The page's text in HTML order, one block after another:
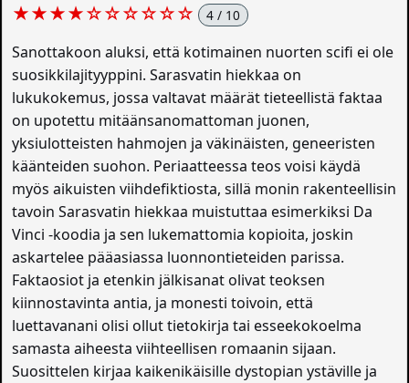
★★★★☆☆☆☆☆☆ 4 / 10
Sanottakoon aluksi, että kotimainen nuorten scifi ei ole
suosikkilajityyppini. Sarasvatin hiekkaa on
lukukokemus, jossa valtavat määrät tieteellistä faktaa
on upotettu mitäänsanomattoman juonen,
yksiulotteisten hahmojen ja väkinäisten, geneeristen
käänteiden suohon. Periaatteessa teos voisi käydä
myös aikuisten viihdefiktiosta, sillä monin rakenteellisin
tavoin Sarasvatin hiekkaa muistuttaa esimerkiksi Da
Vinci -koodia ja sen lukemattomia kopioita, joskin
askartelee pääasiassa luonnontieteiden parissa.
Faktaosiot ja etenkin jälkisanat olivat teoksen
kiinnostavinta antia, ja monesti toivoin, että
luettavanani olisi ollut tietokirja tai esseekokoelma
samasta aiheesta viihteellisen romaanin sijaan.
Suosittelen kirjaa kaikenikäisille dystopian ystäville ja